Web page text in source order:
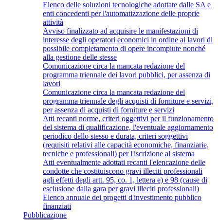
Elenco delle soluzioni tecnologiche adottate dalle SA e
enti concedenti per l'automatizzazione delle proprie
attività
Avviso finalizzato ad acquisire le manifestazioni di
interesse degli operatori economici in ordine ai lavori di
possibile completamento di opere incompiute nonché
alla gestione delle stesse
Comunicazione circa la mancata redazione del
programma triennale dei lavori pubblici, per assenza di
lavori
Comunicazione circa la mancata redazione del
programma triennale degli acquisti di forniture e servizi,
per assenza di acquisti di forniture e servizi
Atti recanti norme, criteri oggettivi per il funzionamento
del sistema di qualificazione, l'eventuale aggiornamento
periodico dello stesso e durata, criteri soggettivi
(requisiti relativi alle capacità economiche, finanziarie,
tecniche e professionali) per l'iscrizione al sistema
Atti eventualmente adottati recanti l'elencazione delle
condotte che costituiscono gravi illeciti professionali
agli effetti degli artt. 95, co. 1, lettera e) e 98 (cause di
esclusione dalla gara per gravi illeciti professionali)
Elenco annuale dei progetti d'investimento pubblico
finanziati
Pubblicazione